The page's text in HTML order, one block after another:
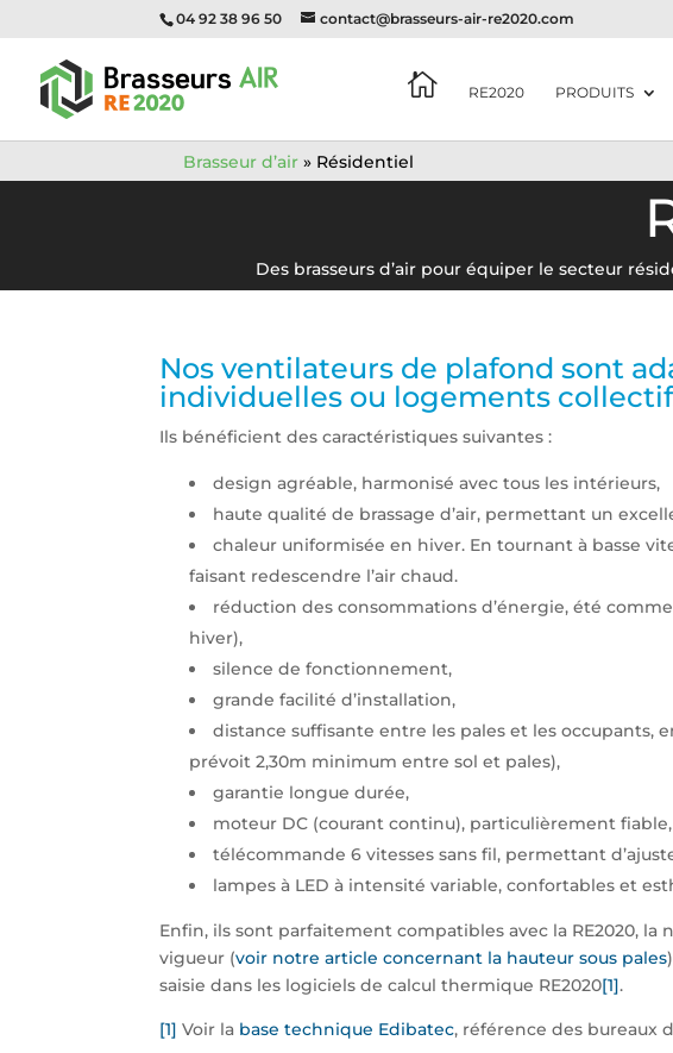
Brasseur d’air » Résidentiel
04 92 38 96 50 contact@brasseurs-air-re2020.com
 RE2020 PRODUITS
Des brasseurs d’air pour équiper le secteur
Nos ventilateurs de plafond sont
individuelles ou logements
Ils bénéficient des caractéristiques suivantes :
design agréable, harmonisé avec tous les intérieurs,
haute qualité de brassage d’air, permettant un
chaleur uniformisée en hiver. En tournant à basse
faisant redescendre l’air chaud.
réduction des consommations d’énergie, été
hiver),
silence de fonctionnement,
grande facilité d’installation,
distance suffisante entre les pales et les occupants,
prévoit 2,30m minimum entre sol et pales),
garantie longue durée,
moteur DC (courant continu), particulièrement fiable,
télécommande 6 vitesses sans fil, permettant
lampes à LED à intensité variable, confortables et
Enfin, ils sont parfaitement compatibles avec la RE2020,
vigueur (voir notre article concernant la hauteur sous pales
saisie dans les logiciels de calcul thermique RE2020[1].
[1] Voir la base technique Edibatec, référence des bureaux